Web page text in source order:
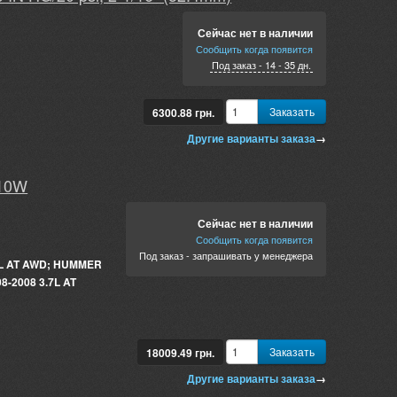
Сейчас нет в наличии
Сообщить когда появится
Под заказ - 14 - 35 дн.
6300.88грн. Заказать
Другие варианты заказа→
AT AWD; HUMMER
2008 3.7L AT
Сейчас нет в наличии
Сообщить когда появится
Под заказ - запрашивать у менеджера
18009.49грн. Заказать
Другие варианты заказа→